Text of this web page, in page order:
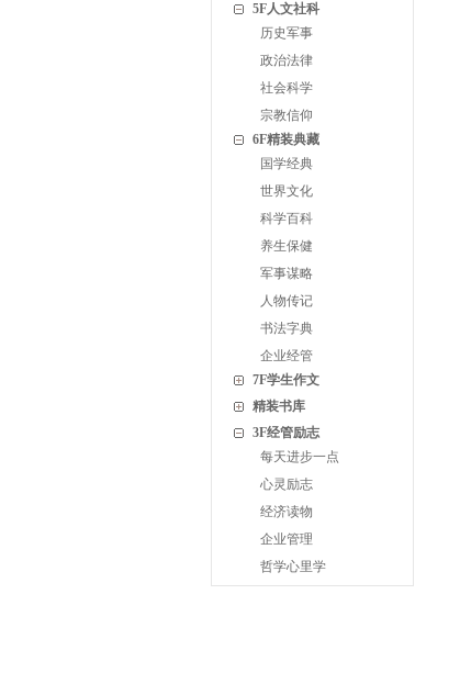
5F人文社科
历史军事
政治法律
社会科学
宗教信仰
6F精装典藏
国学经典
世界文化
科学百科
养生保健
军事谋略
人物传记
书法字典
企业经管
7F学生作文
精装书库
3F经管励志
每天进步一点
心灵励志
经济读物
企业管理
哲学心里学